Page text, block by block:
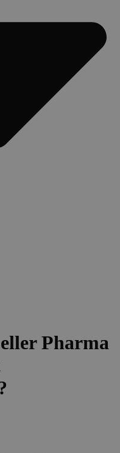
Pharma